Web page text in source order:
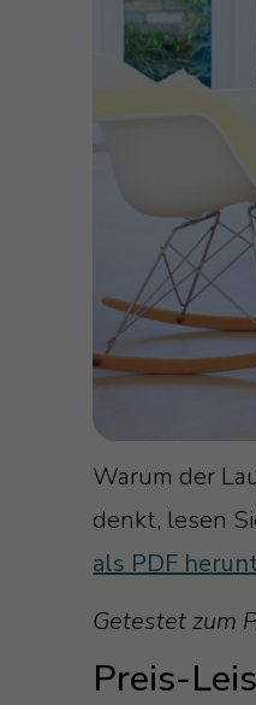
Warum der
denkt, lesen
als PDF
Getestet zum
Preis-